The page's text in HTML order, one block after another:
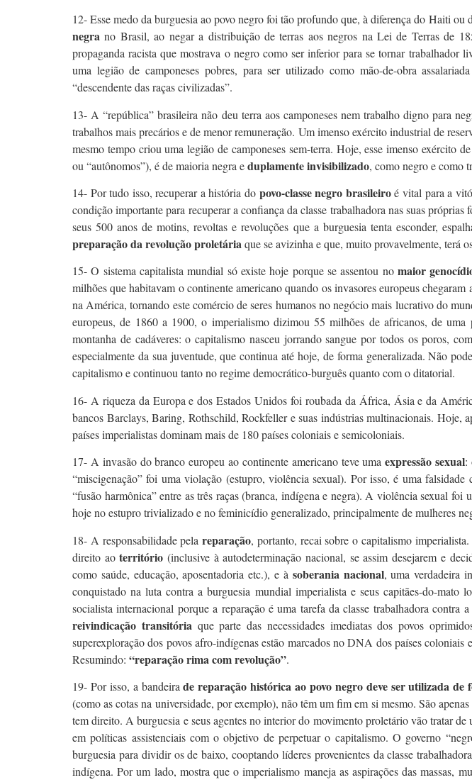
12- Esse medo da burguesia ao povo negro foi tão profundo que, à diferença do Haiti ou
negra no Brasil, ao negar a distribuição de terras aos negros na Lei de Terras de
propaganda racista que mostrava o negro como ser inferior para se tornar
uma legião de camponeses pobres, para ser utilizado como mão-de-obra
“descendente das raças civilizadas”.
13- A “república” brasileira não deu terra aos camponeses nem trabalho digno para
trabalhos mais precários e de menor remuneração. Um imenso exército industrial de
mesmo tempo criou uma legião de camponeses sem-terra. Hoje, esse imenso exército
ou “autônomos”), é de maioria negra eduplamente invisibilizado, como negro e como
14- Por tudo isso, recuperar a história do povo-classe negro brasileiroé vital para a
condição importante para recuperar a confiança da classe trabalhadora nas suas
seus 500 anos de motins, revoltas e revoluções que a burguesia tenta esconder,
preparação da revolução proletáriaque se avizinha e que, muito provavelmente, terá
15- O sistema capitalista mundial só existe hoje porque se assentou no maior
milhões que habitavam o continente americano quando os invasores europeus
na América, tornando este comércio de seres humanos no negócio mais lucrativo do
europeus, de 1860 a 1900, o imperialismo dizimou 55 milhões de africanos, de
montanha de cadáveres: o capitalismo nasceu jorrando sangue por todos os poros,
especialmente da sua juventude, que continua até hoje, de forma generalizada. Não
capitalismo e continuou tanto no regime democrático-burguês quanto com o ditatorial.
16- A riqueza da Europa e dos Estados Unidos foi roubada da África, Ásia e da
bancos Barclays, Baring, Rothschild, Rockfeller e suas indústrias multinacionais. Hoje,
países imperialistas dominam mais de 180 países coloniais e semicoloniais.
17- A invasão do branco europeu ao continente americano teve umaexpressão sexual:
“miscigenação” foi uma violação (estupro, violência sexual). Por isso, é uma
“fusão harmônica” entre as três raças (branca, indígena e negra). A violência sexual
hoje no estupro trivializado e no feminicídio generalizado, principalmente de mulheres
18- A responsabilidade pelareparação, portanto, recai sobre o capitalismo
direito aoterritório (inclusive à autodeterminação nacional, se assim desejarem e
como saúde, educação, aposentadoria etc.), e à soberania nacional, uma verdadeira
conquistado na luta contra a burguesia mundial imperialista e seus capitães-do-
socialista internacional porque a reparação é uma tarefa da classe trabalhadora contra
reivindicação transitória que parte das necessidades imediatas dos povos
superexploração dos povos afro-indígenas estão marcados no DNA dos países coloniais
Resumindo: “reparação rima com revolução”.
19- Por isso, a bandeirade reparação histórica ao povo negro deve ser utilizada
(como as cotas na universidade, por exemplo), não têm um fim em si mesmo. São
tem direito. A burguesia e seus agentes no interior do movimento proletário vão tratar
em políticas assistenciais com o objetivo de perpetuar o capitalismo. O governo
burguesia para dividir os de baixo, cooptando líderes provenientes da classe
indígena. Por um lado, mostra que o imperialismo maneja as aspirações das massas,